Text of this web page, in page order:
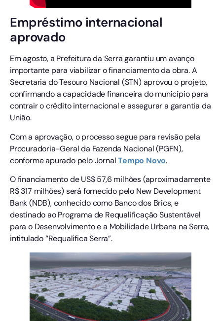
Empréstimo internacional
aprovado
Em agosto, a Prefeitura da Serra garantiu um avanço
importante para viabilizar o financiamento da obra. A
Secretaria do Tesouro Nacional (STN) aprovou o projeto,
confirmando a capacidade financeira do município para
contrair o crédito internacional e assegurar a garantia da
União.
Com a aprovação, o processo segue para revisão pela
Procuradoria-Geral da Fazenda Nacional (PGFN),
conforme apurado pelo JornalTempo Novo.
O financiamento de US$ 57,6 milhões (aproximadamente
R$ 317 milhões) será fornecido pelo New Development
Bank (NDB), conhecido como Banco dos Brics, e
destinado ao Programa de Requalificação Sustentável
para o Desenvolvimento e a Mobilidade Urbana na Serra,
intitulado “Requalifica Serra”.